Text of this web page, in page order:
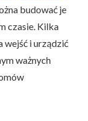
budować je
czasie. Kilka
i urządzić
ważnych